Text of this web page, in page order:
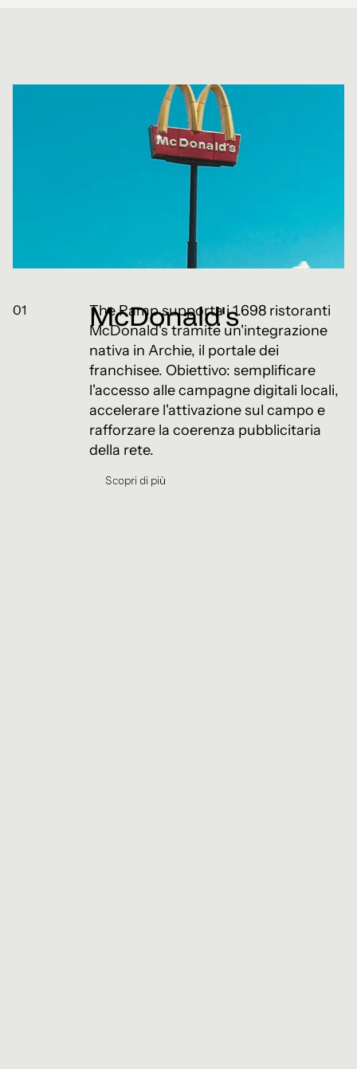
01 McDonald's
The Ramp supporta i 1.698 ristoranti
McDonald's tramite un'integrazione
nativa in Archie, il portale dei
franchisee. Obiettivo: semplificare
l'accesso alle campagne digitali locali,
accelerare l'attivazione sul campo e
rafforzare la coerenza pubblicitaria
della rete.
Scopri di più
Scopri di più